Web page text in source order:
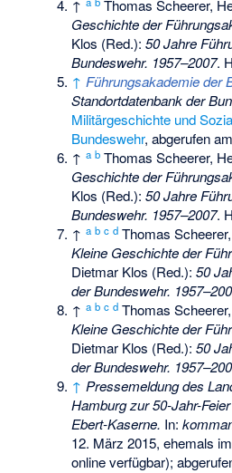
↑
Thomas Scheerer,
Geschichte der
Klos (Red.):50 Jahre
Bundeswehr. 1957–2007.
↑ Führungsakademie der
Standortdatenbank der
Militärgeschichte und
Bundeswehr, abgerufen
↑a b Thomas Scheerer,
Geschichte der
Klos (Red.):50 Jahre
Bundeswehr. 1957–2007.
↑a b c d Thomas
Kleine Geschichte der
Dietmar Klos (Red.):50
der Bundeswehr.
↑a b c d Thomas
Kleine Geschichte der
Dietmar Klos (Red.):50
der Bundeswehr.
↑ Pressemeldung des
Hamburg zur 50-Jahr-
Ebert-Kaserne. In:
12. März 2015, ehemals
online verfügbar);